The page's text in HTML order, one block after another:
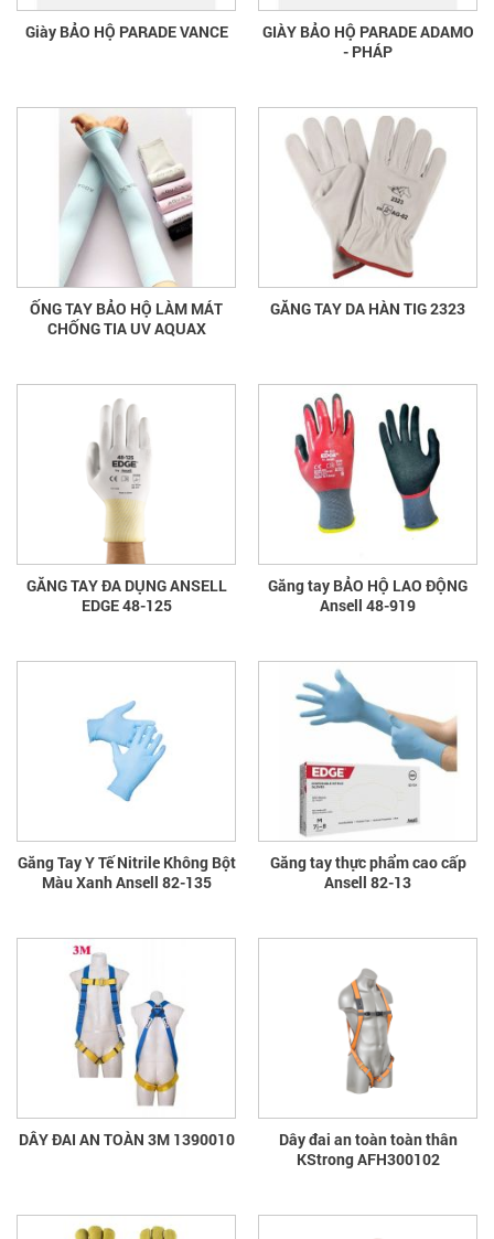
Giày BẢO HỘ PARADE VANCE
GIÀY BẢO HỘ PARADE ADAMO
- PHÁP
ỐNG TAY BẢO HỘ LÀM MÁT
CHỐNG TIA UV AQUAX
GĂNG TAY DA HÀN TIG 2323
GĂNG TAY ĐA DỤNG ANSELL
EDGE 48-125
Găng tay BẢO HỘ LAO ĐỘNG
Ansell 48-919
Găng Tay Y Tế Nitrile Không Bột
Màu Xanh Ansell 82-135
Găng tay thực phẩm cao cấp
Ansell 82-13
DÂY ĐAI AN TOÀN 3M 1390010
Dây đai an toàn toàn thân
KStrong AFH300102